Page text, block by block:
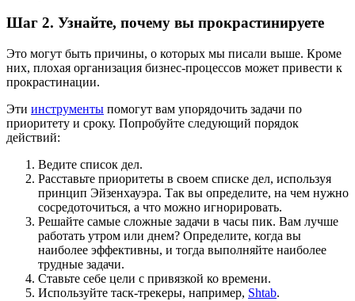
Шаг 2. Узнайте, почему вы прокрастинируете
Это могут быть причины, о которых мы писали выше. Кроме
них, плохая организация бизнес-процессов может привести к
прокрастинации.
Эти инструменты помогут вам упорядочить задачи по
приоритету и сроку. Попробуйте следующий порядок
действий:
Ведите список дел.
Расставьте приоритеты в своем списке дел, используя
принцип Эйзенхауэра. Так вы определите, на чем нужно
сосредоточиться, а что можно игнорировать.
Решайте самые сложные задачи в часы пик. Вам лучше
работать утром или днем? Определите, когда вы
наиболее эффективны, и тогда выполняйте наиболее
трудные задачи.
Ставьте себе цели с привязкой ко времени.
Используйте таск-трекеры, например, Shtab.